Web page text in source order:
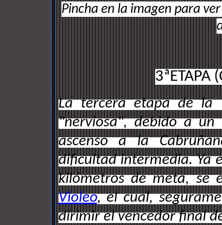
Pincha en la imagen para
3ªETAPA
La tercera etapa de la
"nerviosa", debido a
ascenso a la
dificultad intermedia. Ya
kilómetros de meta, se
Violeo, el cual,
dirimir el vencedor final